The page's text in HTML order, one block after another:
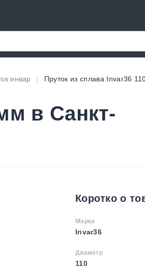
инвар Пруток из сплава Invar36
в Санкт-
Коротко о
Марка
Invar36
Диаметр
110